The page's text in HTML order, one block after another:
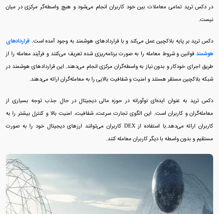
در دکس ترید تمامی معاملات بین خود کاربران انجام می‌شود و هیچ واسطه‌گر مرکزی در میان
نیست.
دکس ترید بر پایه بلاکچین عمل می‌کند و با قراردادهای هوشمند به‌ وجود آمده است. قراردادهای
هوشمند قوانین و شروط معامله را به صورت برنامه‌ریزی شده تعریف می‌کنند و فرآیند معامله را از
طریق اجرای خودکار و بدون نیاز به واسطه‌گران مرکزی انجام می‌دهند. این قراردادهای هوشمند در
شبکه بلاکچین مستقر هستند و امنیت و شفافیت بالایی را به معامله‌گران ارائه می‌دهند.
دکس ترید به عنوان ایده‌ای نوآورانه در حوزه مالی دیجیتال در حال جذب توجه بسیاری از
معامله‌گران و کاربران است. این الگوی تجارت سرعت، شفافیت، امنیت بالا و کنترل بیشتر را به
کاربران ارائه می‌دهد.
با استفاده از DEX کاربران می‌توانند ارزهای دیجیتال خود را به صورت
مستقیم و بدون واسطه با دیگر کاربران معامله کنند.